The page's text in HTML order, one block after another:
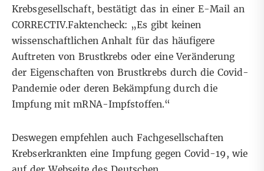
Krebsgesellschaft, bestätigt das in einer E-Mail an
CORRECTIV.Faktencheck: „Es gibt keinen
wissenschaftlichen Anhalt für das häufigere
Auftreten von Brustkrebs oder eine Veränderung
der Eigenschaften von Brustkrebs durch die Covid-
Pandemie oder deren Bekämpfung durch die
Impfung mit mRNA-Impfstoffen.“
Deswegen empfehlen auch Fachgesellschaften
Krebserkrankten eine Impfung gegen Covid-19, wie